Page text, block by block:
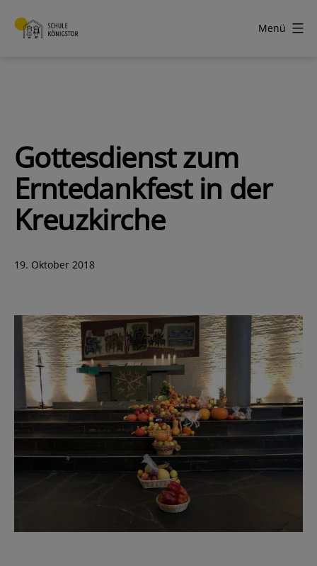
Inhalt
Menü
Gottesdienst zum
Erntedankfest in der
Kreuzkirche
Veröffentlicht
19. Oktober 2018